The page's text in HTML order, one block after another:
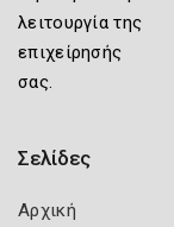
λειτουργία της
επιχείρησής
σας.
Σελίδες
Αρχική